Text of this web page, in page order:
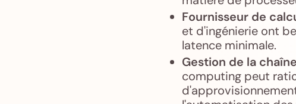
Fournisseur de
et d'ingénierie ont
latence minimale.
Gestion de la
computing peut